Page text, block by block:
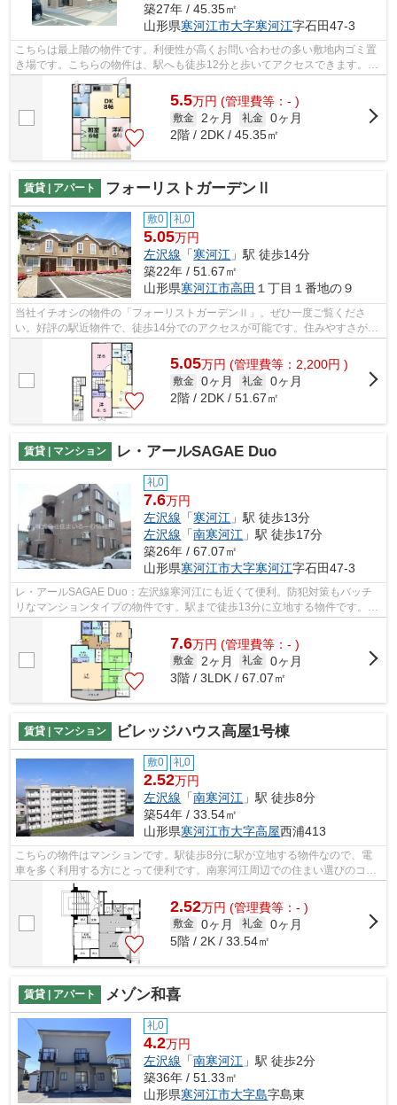
築27年 / 45.35㎡
山形県寒河江市大字寒河江字石田47-3
こちらは最上階の物件です。利便性が高くお問い合わせの多い敷地内ゴミ置
き場です。こちらの物件は、駅へも徒歩12分と歩いてアクセスできます。外
装にこだわったオシャレなデザインの...
5.5万円 (管理費等：- )
敷金 2ヶ月 礼金 0ヶ月
2階 / 2DK / 45.35㎡
賃貸 | アパート フォーリストガーデンⅡ
敷0 礼0
5.05万円
左沢線 「寒河江 」駅 徒歩14分
築22年 / 51.67㎡
山形県寒河江市高田 １丁目１番地の９
当社イチオシの物件の「フォーリストガーデンⅡ」。ぜひ一度ご覧くださ
い。好評の駅近物件で、徒歩14分でのアクセスが可能です。住みやすさが満
載でイチオシのアパートはこちらです。寒...
5.05万円 (管理費等：2,200円 )
敷金 0ヶ月 礼金 0ヶ月
2階 / 2DK / 51.67㎡
賃貸 | マンション レ・アールSAGAE Duo
礼0
7.6万円
左沢線 「寒河江 」駅 徒歩13分
左沢線 「南寒河江 」駅 徒歩17分
築26年 / 67.07㎡
山形県寒河江市大字寒河江字石田47-3
レ・アールSAGAE Duo：左沢線寒河江にも近くて便利。防犯対策もバッチ
リなマンションタイプの物件です。駅まで徒歩13分に立地する物件です。周
辺に駅が二つあり、交通の利便性が高いで...
7.6万円 (管理費等：- )
敷金 2ヶ月 礼金 0ヶ月
3階 / 3LDK / 67.07㎡
賃貸 | マンション ビレッジハウス高屋1号棟
敷0 礼0
2.52万円
左沢線 「南寒河江 」駅 徒歩8分
築54年 / 33.54㎡
山形県寒河江市大字高屋西浦413
こちらの物件はマンションです。駅徒歩8分に駅が立地する物件なので、電
車を多く利用する方にとって便利です。南寒河江周辺での住まい選びのコツ
をお教え致します。info@sumai-room.co...
2.52万円 (管理費等：- )
敷金 0ヶ月 礼金 0ヶ月
5階 / 2K / 33.54㎡
賃貸 | アパート メゾン和喜
礼0
4.2万円
左沢線 「南寒河江 」駅 徒歩2分
築36年 / 51.33㎡
山形県寒河江市大字島字島東